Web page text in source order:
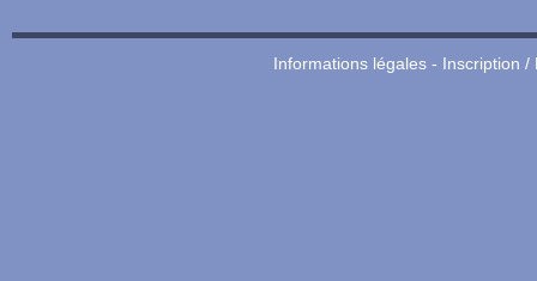
Informations légales- Inscription